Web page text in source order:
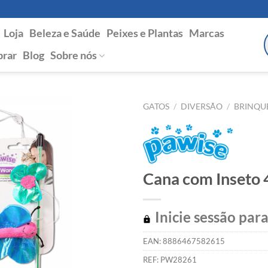
Loja Beleza e Saúde Peixes e Plantas Marcas
Blog Sobre nós
GATOS / DIVERSÃO /
Cana com Inseto
Inicie sessão
EAN:8886467582615
REF: PW28261